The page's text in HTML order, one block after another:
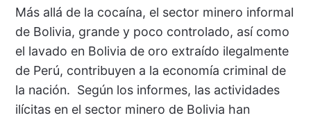
Más allá de la cocaína, el sector minero informal
de Bolivia, grande y poco controlado, así como
el lavado en Bolivia de oro extraído ilegalmente
de Perú, contribuyen a la economía criminal de
la nación. Según los informes, las actividades
ilícitas en el sector minero de Bolivia han